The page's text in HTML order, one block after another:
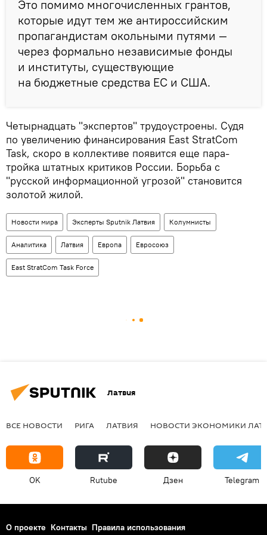
Это помимо многочисленных грантов,
которые идут тем же антироссийским
пропагандистам окольными путями —
через формально независимые фонды
и институты, существующие
на бюджетные средства ЕС и США.
Четырнадцать "экспертов" трудоустроены. Судя
по увеличению финансирования East StratCom
Task, скоро в коллективе появится еще пара-
тройка штатных критиков России. Борьба с
"русской информационной угрозой" становится
золотой жилой.
Новости мира Эксперты Sputnik Латвия Колумнисты
Аналитика Латвия Европа Евросоюз
East StratCom Task Force
Латвия
ВСЕ НОВОСТИ РИГА ЛАТВИЯ НОВОСТИ ЭКОНОМИКИ
OK Rutube Дзен Telegram
О проекте Контакты Правила использования